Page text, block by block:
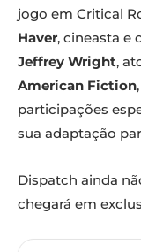
jogo em Critical
Haver, cineasta e
Jeffrey Wright,
American Fiction,
participações
sua adaptação
Dispatch ainda
chegará em